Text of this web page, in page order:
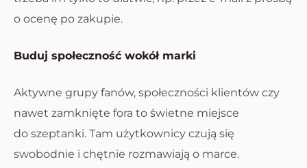
o ocenę po zakupie.
Buduj społeczność wokół marki
Aktywne grupy fanów, społeczności klientów czy
nawet zamknięte fora to świetne miejsce
do szeptanki. Tam użytkownicy czują się
swobodnie i chętnie rozmawiają o marce.